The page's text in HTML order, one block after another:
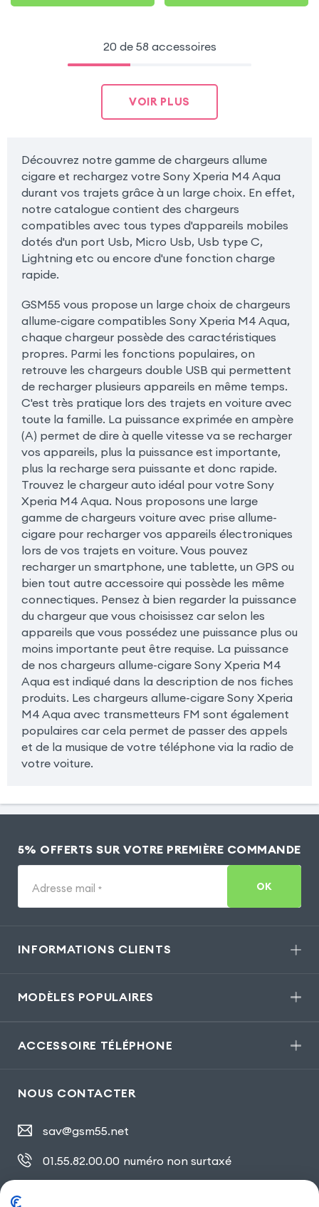
20 de 58 accessoires
VOIR PLUS
Découvrez notre gamme de chargeurs allume
cigare et rechargez votre Sony Xperia M4 Aqua
durant vos trajets grâce à un large choix. En effet,
notre catalogue contient des chargeurs
compatibles avec tous types d'appareils mobiles
dotés d'un port Usb, Micro Usb, Usb type C,
Lightning etc ou encore d'une fonction charge
rapide.
GSM55 vous propose un large choix de chargeurs
allume-cigare compatibles Sony Xperia M4 Aqua,
chaque chargeur possède des caractéristiques
propres. Parmi les fonctions populaires, on
retrouve les chargeurs double USB qui permettent
de recharger plusieurs appareils en même temps.
C'est très pratique lors des trajets en voiture avec
toute la famille. La puissance exprimée en ampère
(A) permet de dire à quelle vitesse va se recharger
vos appareils, plus la puissance est importante,
plus la recharge sera puissante et donc rapide.
Trouvez le chargeur auto idéal pour votre Sony
Xperia M4 Aqua. Nous proposons une large
gamme de chargeurs voiture avec prise allume-
cigare pour recharger vos appareils électroniques
lors de vos trajets en voiture. Vous pouvez
recharger un smartphone, une tablette, un GPS ou
bien tout autre accessoire qui possède les même
connectiques. Pensez à bien regarder la puissance
du chargeur que vous choisissez car selon les
appareils que vous possédez une puissance plus ou
moins importante peut être requise. La puissance
de nos chargeurs allume-cigare Sony Xperia M4
Aqua est indiqué dans la description de nos fiches
produits. Les chargeurs allume-cigare Sony Xperia
M4 Aqua avec transmetteurs FM sont également
populaires car cela permet de passer des appels
et de la musique de votre téléphone via la radio de
votre voiture.
5% OFFERTS SUR VOTRE PREMIÈRE COMMANDE
Adresse mail * OK
INFORMATIONS CLIENTS
MODÈLES POPULAIRES
ACCESSOIRE TÉLÉPHONE
NOUS CONTACTER
sav@gsm55.net
01.55.82.00.00 numéro non surtaxé